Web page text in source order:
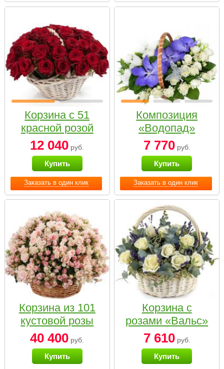
Заказать в один клик
Корзина с 51
красной розой
12 040 руб.
Купить
Заказать в один клик
Композиция
«Водопад»
7 770руб.
Купить
Корзина из 101
кустовой розы
нежных тонов
40 400 руб.
Купить
Корзина с
розами «Вальс»
7 610руб.
Купить